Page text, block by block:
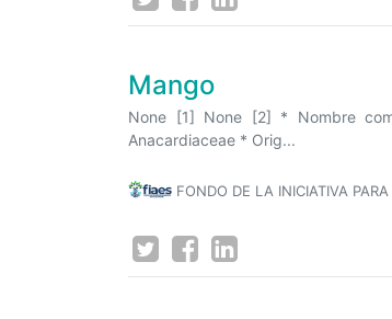
Mango
None [1] None [2] * Nombre
Anacardiaceae * Orig...
FONDO DE LA INICIATIVA